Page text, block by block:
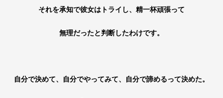
それを承知で彼女はトライし、精一杯頑張って
無理だったと判断したわけです。
自分で決めて、自分でやってみて、自分で諦めるって決めた。